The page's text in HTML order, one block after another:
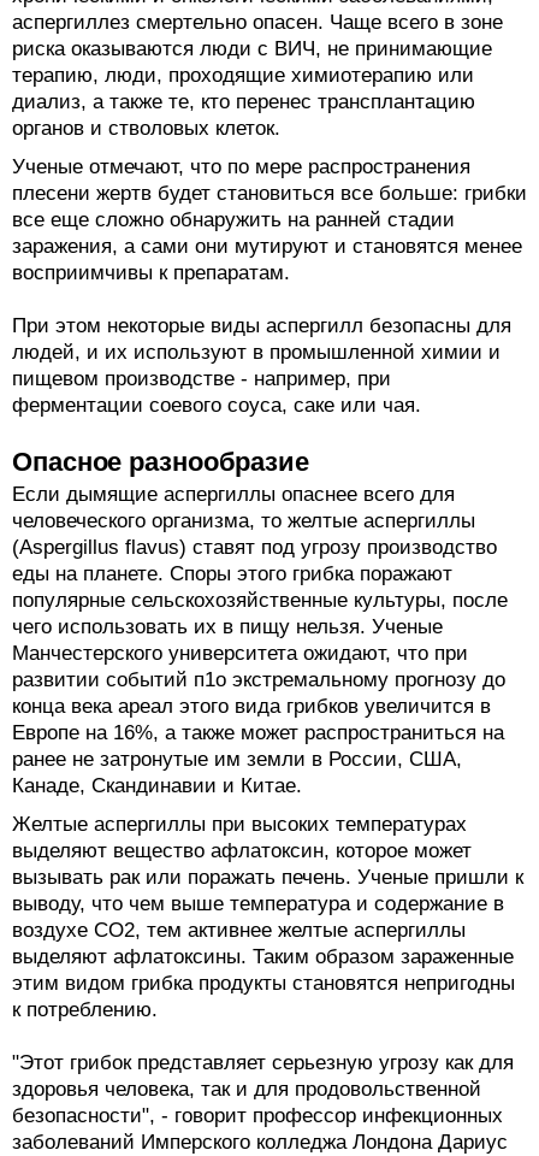
аспергиллез смертельно опасен. Чаще всего в зоне
риска оказываются люди с ВИЧ, не принимающие
терапию, люди, проходящие химиотерапию или
диализ, а также те, кто перенес трансплантацию
органов и стволовых клеток.
Ученые отмечают, что по мере распространения
плесени жертв будет становиться все больше: грибки
все еще сложно обнаружить на ранней стадии
заражения, а сами они мутируют и становятся менее
восприимчивы к препаратам.
При этом некоторые виды аспергилл безопасны для
людей, и их используют в промышленной химии и
пищевом производстве - например, при
ферментации соевого соуса, саке или чая.
Опасное разнообразие
Если дымящие аспергиллы опаснее всего для
человеческого организма, то желтые аспергиллы
(Aspergillus flavus) ставят под угрозу производство
еды на планете. Споры этого грибка поражают
популярные сельскохозяйственные культуры, после
чего использовать их в пищу нельзя. Ученые
Манчестерского университета ожидают, что при
развитии событий п1о экстремальному прогнозу до
конца века ареал этого вида грибков увеличится в
Европе на 16%, а также может распространиться на
ранее не затронутые им земли в России, США,
Канаде, Скандинавии и Китае.
Желтые аспергиллы при высоких температурах
выделяют вещество афлатоксин, которое может
вызывать рак или поражать печень. Ученые пришли к
выводу, что чем выше температура и содержание в
воздухе CO2, тем активнее желтые аспергиллы
выделяют афлатоксины. Таким образом зараженные
этим видом грибка продукты становятся непригодны
к потреблению.
"Этот грибок представляет серьезную угрозу как для
здоровья человека, так и для продовольственной
безопасности", - говорит профессор инфекционных
заболеваний Имперского колледжа Лондона Дариус